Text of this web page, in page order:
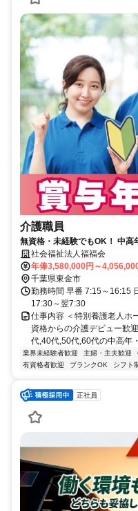
介護職員
無資格・未経験でもOK！ 中高
社会福祉法人福福会
年俸3,580,000円～
千葉県東金市
勤務時間 早番 7:15～16:15
17:30～翌7:30
仕事内容 ＜特別養護老人ホ
資格からの介護デビュー歓
代,40代,50代,60代の中高年
業界未経験者歓迎 主婦・主夫歓迎
有資格者歓迎
ブランクOK シフト
正社員